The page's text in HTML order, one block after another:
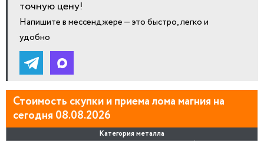
точную цену!
Напишите в мессенджере — это быстро, легко и
удобно
Стоимость скупки и приема лома магния на
сегодня 08.08.2026
Категория металла